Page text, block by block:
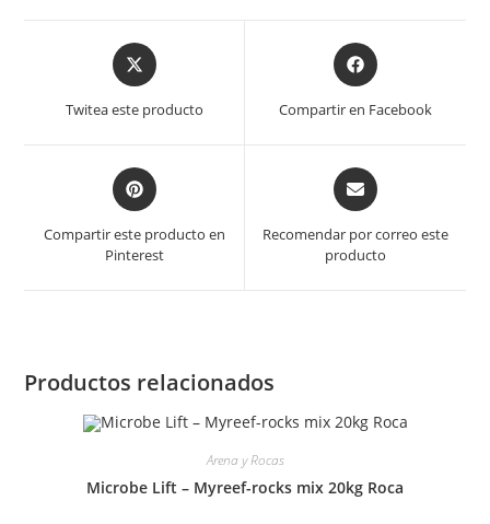
Opens
in
new
Twitea este producto
Opens
in
new
Compartir en Facebook
Opens
in
new
Compartir este producto en
Pinterest
Opens
in
new
Recomendar por correo este
producto
Productos relacionados
Arena y Rocas
Microbe Lift – Myreef-rocks mix 20kg Roca